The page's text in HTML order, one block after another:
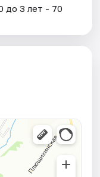
до 3 лет - 70